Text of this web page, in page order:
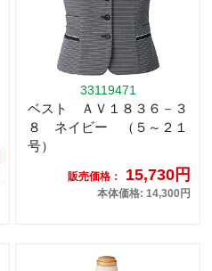
33119471
ベスト ＡＶ１８３６－３
８ ネイビー （５～２１
号）
販売価格： 15,730円
本体価格: 14,300円